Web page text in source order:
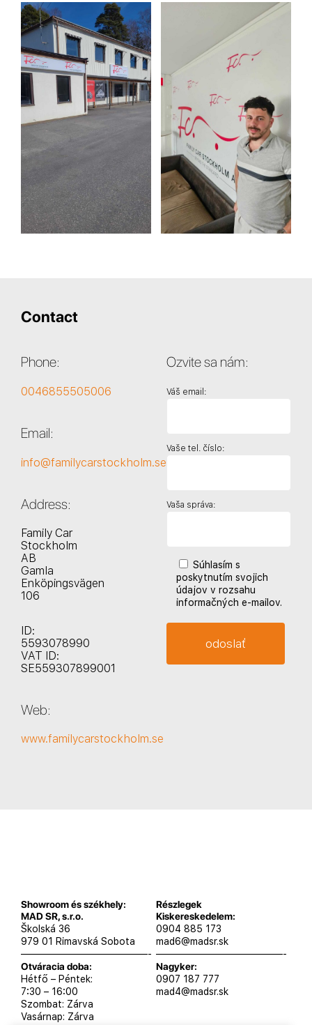
Contact
Phone:
0046855505006
Email:
info@familycarstockholm.se
Address:
Family Car
Stockholm
AB
Gamla
Enköpingsvägen
106
ID:
5593078990
VAT ID:
SE559307899001
Web:
www.familycarstockholm.se
Ozvite sa nám:
Váš email:
Vaše tel. číslo:
Vaša správa:
Súhlasím s
poskytnutím svojich
údajov v rozsahu
informačných e-mailov.
Showroom és székhely:
MAD SR, s.r.o.
Školská 36
979 01 Rimavská Sobota
—————————————-
Otváracia doba:
Hétfő – Péntek:
7:30 – 16:00
Szombat: Zárva
Vasárnap: Zárva
Részlegek
Kiskereskedelem:
0904 885 173
mad6@madsr.sk
—————————————-
Nagyker:
0907 187 777
mad4@madsr.sk